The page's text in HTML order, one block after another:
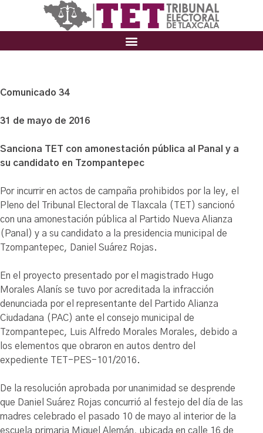
Comunicado 34
31 de mayo de 2016
Sanciona TET con amonestación pública al Panal y a
su candidato en Tzompantepec
Por incurrir en actos de campaña prohibidos por la ley, el
Pleno del Tribunal Electoral de Tlaxcala (TET) sancionó
con una amonestación pública al Partido Nueva Alianza
(Panal) y a su candidato a la presidencia municipal de
Tzompantepec, Daniel Suárez Rojas.
En el proyecto presentado por el magistrado Hugo
Morales Alanís se tuvo por acreditada la infracción
denunciada por el representante del Partido Alianza
Ciudadana (PAC) ante el consejo municipal de
Tzompantepec, Luis Alfredo Morales Morales, debido a
los elementos que obraron en autos dentro del
expediente TET-PES-101/2016.
De la resolución aprobada por unanimidad se desprende
que Daniel Suárez Rojas concurrió al festejo del día de las
madres celebrado el pasado 10 de mayo al interior de la
escuela primaria Miguel Alemán, ubicada en calle 16 de